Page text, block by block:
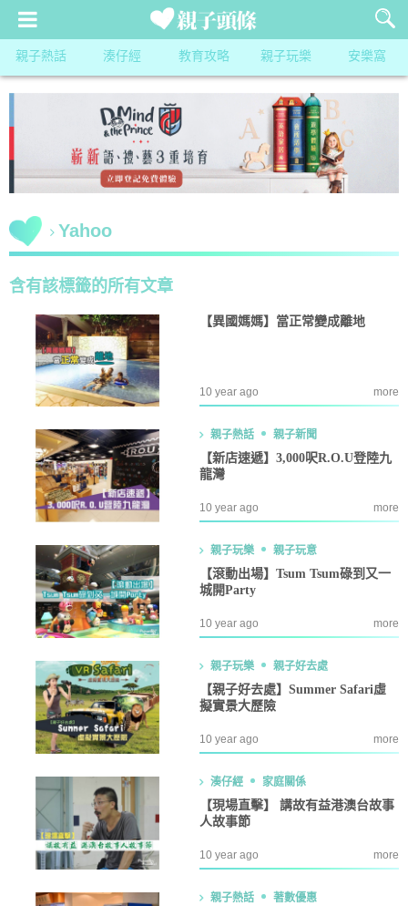
親子熱話 湊仔經 教育攻略 親子玩樂 安樂窩
Yahoo
含有該標籤的所有文章
【異國媽媽】當正常變成離地
10 year ago more
親子熱話 親子新聞
【新店速遞】3,000呎R.O.U登陸九
龍灣
10 year ago more
親子玩樂 親子玩意
【滾動出場】Tsum Tsum碌到又一
城開Party
10 year ago more
親子玩樂 親子好去處
【親子好去處】Summer Safari虛
擬實景大歷險
10 year ago more
湊仔經 家庭關係
【現場直擊】 講故有益港澳台故事
人故事節
10 year ago more
親子熱話 著數優惠